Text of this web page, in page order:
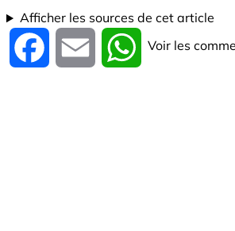
Afficher les sources de cet article
Facebook Email WhatsApp
Voir les